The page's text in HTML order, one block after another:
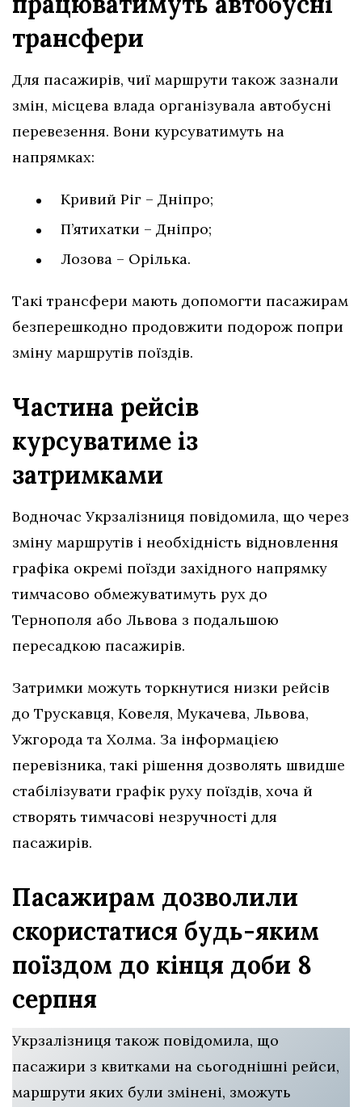
трансфери
Для пасажирів, чиї маршрути також зазнали
змін, місцева влада організувала автобусні
перевезення. Вони курсуватимуть на
напрямках:
Кривий Ріг – Дніпро;
П’ятихатки – Дніпро;
Лозова – Орілька.
Такі трансфери мають допомогти пасажирам
безперешкодно продовжити подорож попри
зміну маршрутів поїздів.
Частина рейсів
курсуватиме із
затримками
Водночас Укрзалізниця повідомила, що через
зміну маршрутів і необхідність відновлення
графіка окремі поїзди західного напрямку
тимчасово обмежуватимуть рух до
Тернополя або Львова з подальшою
пересадкою пасажирів.
Затримки можуть торкнутися низки рейсів
до Трускавця, Ковеля, Мукачева, Львова,
Ужгорода та Холма. За інформацією
перевізника, такі рішення дозволять швидше
стабілізувати графік руху поїздів, хоча й
створять тимчасові незручності для
пасажирів.
Пасажирам дозволили
скористатися будь-яким
поїздом до кінця доби 8
серпня
Укрзалізниця також повідомила, що
пасажири з квитками на сьогоднішні рейси,
маршрути яких були змінені, зможуть